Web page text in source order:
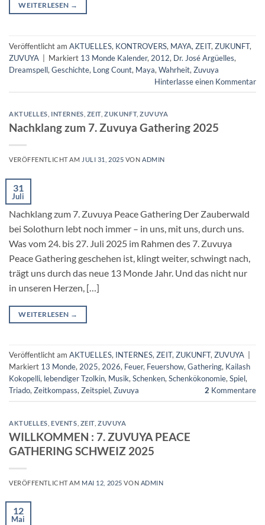
WEITERLESEN →
Veröffentlicht am AKTUELLES, KONTROVERS, MAYA, ZEIT, ZUKUNFT,
ZUVUYA
Markiert 13 Monde Kalender, 2012, Dr. José Argüelles,
Dreamspell, Geschichte, Long Count, Maya, Wahrheit, Zuvuya
Hinterlasse einen Kommentar
AKTUELLES INTERNES ZEIT ,ZUKUNFT,ZUVUYA
Nachklang zum 7. Zuvuya Gathering 2025
VERÖFFENTLICHT AM JULI 31, 2025 VONADMIN
31
Juli
Nachklang zum 7. Zuvuya Peace Gathering Der Zauberwald
bei Solothurn lebt noch immer – in uns, mit uns, durch uns.
Was vom 24. bis 27. Juli 2025 im Rahmen des 7. Zuvuya
Peace Gathering geschehen ist, klingt weiter, schwingt nach,
trägt uns durch das neue 13 Monde Jahr. Und das nicht nur
in unseren Herzen, […]
WEITERLESEN →
Veröffentlicht am AKTUELLES, INTERNES,ZEIT,ZUKUNFT,ZUVUYA
Markiert 13 Monde,2025,2026, Feuer, Feuershow,Gathering, Kailash
Kokopelli, lebendiger Tzolkin, Musik,Schenken,Schenkökonomie,Spiel,
Triado,Zeitkompass,Zeitspiel,Zuvuya 2 Kommentare
AKTUELLES ,EVENTS ZEIT,ZUVUYA
WILLKOMMEN : 7. ZUVUYA PEACE
GATHERING SCHWEIZ 2025
VERÖFFENTLICHT AM MAI 12, 2025 VON ADMIN
12
Mai